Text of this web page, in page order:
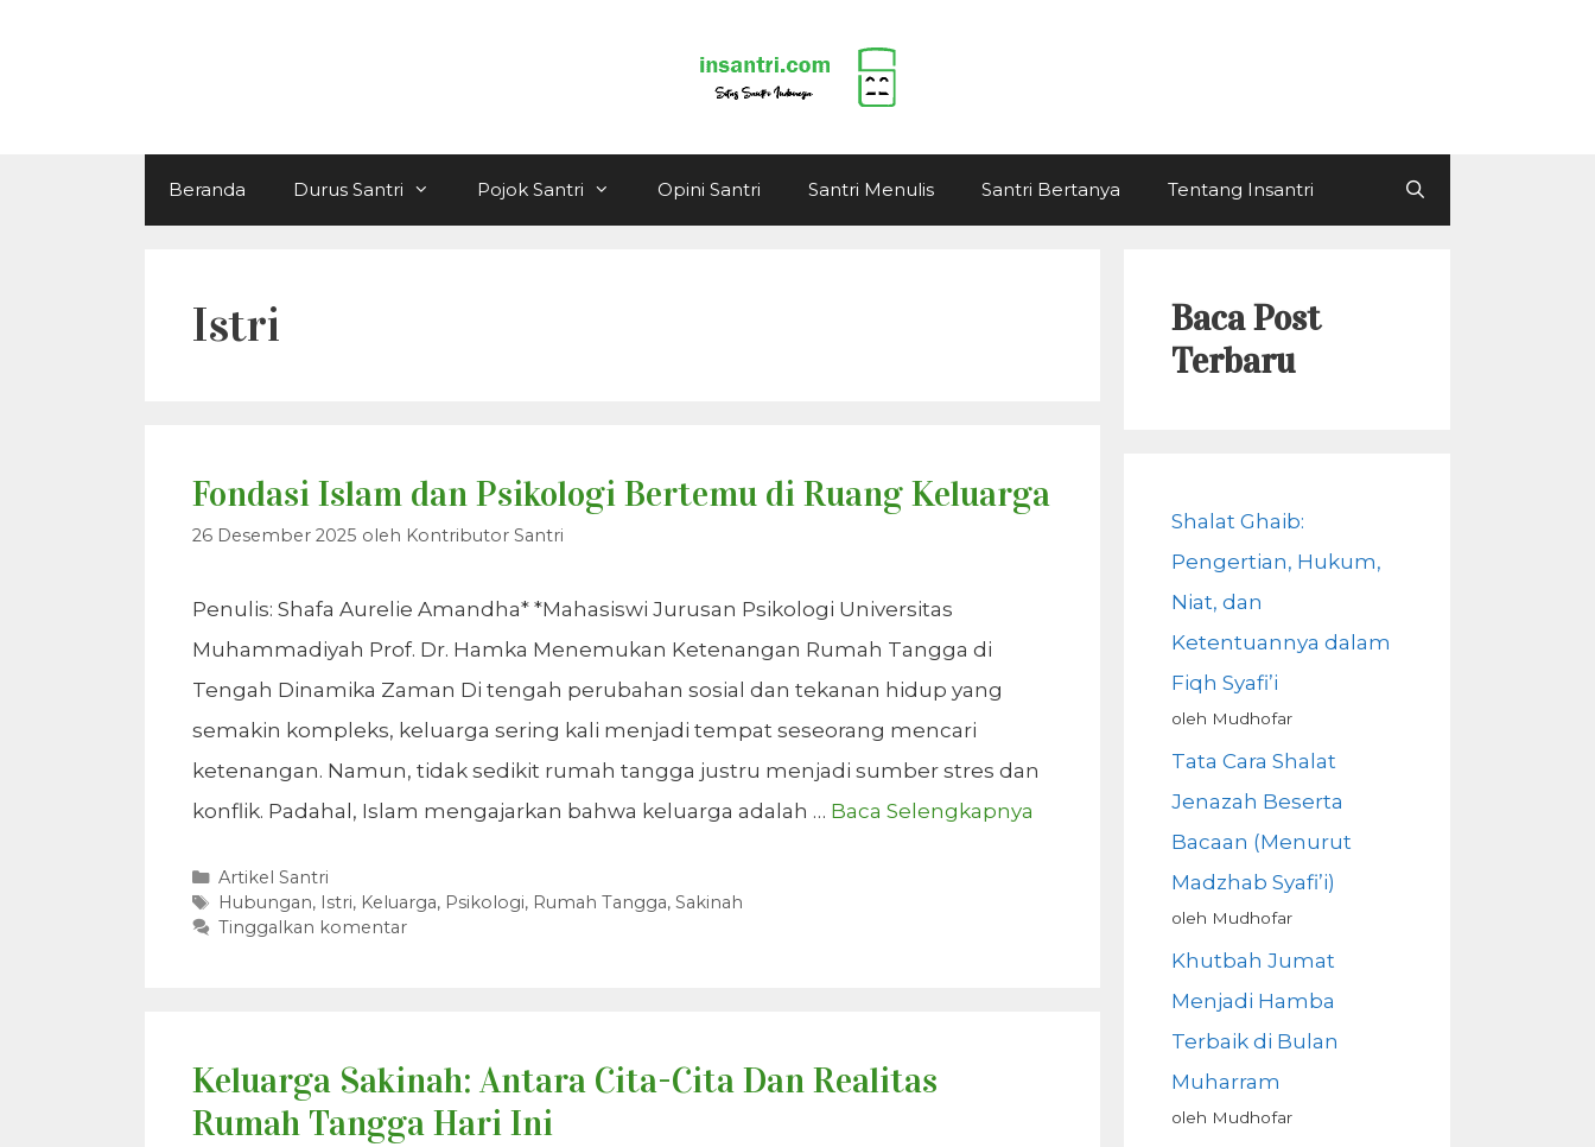
Beranda Durus Santri Pojok Santri Opini Santri Santri Menulis Santri Bertanya Tentang Insantri
Istri
Fondasi Islam dan Psikologi Bertemu di Ruang Keluarga
26 Desember 2025 oleh Kontributor Santri
Penulis: Shafa Aurelie Amandha* *Mahasiswi Jurusan Psikologi Universitas
Muhammadiyah Prof. Dr. Hamka Menemukan Ketenangan Rumah Tangga di
Tengah Dinamika Zaman Di tengah perubahan sosial dan tekanan hidup yang
semakin kompleks, keluarga sering kali menjadi tempat seseorang mencari
ketenangan. Namun, tidak sedikit rumah tangga justru menjadi sumber stres dan
konflik. Padahal, Islam mengajarkan bahwa keluarga adalah … Baca Selengkapnya
Kategori
Artikel Santri
Tag
Hubungan, Istri, Keluarga, Psikologi, Rumah Tangga, Sakinah
Tinggalkan komentar
Keluarga Sakinah: Antara Cita-Cita Dan Realitas
Rumah Tangga Hari Ini
Baca Post
Terbaru
Shalat Ghaib:
Pengertian, Hukum,
Niat, dan
Ketentuannya dalam
Fiqh Syafi’i
oleh Mudhofar
Tata Cara Shalat
Jenazah Beserta
Bacaan (Menurut
Madzhab Syafi’i)
oleh Mudhofar
Khutbah Jumat
Menjadi Hamba
Terbaik di Bulan
Muharram
oleh Mudhofar